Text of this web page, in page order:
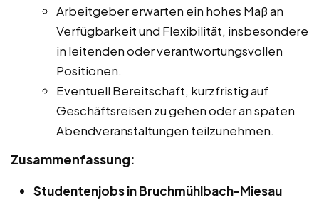
Arbeitgeber erwarten ein hohes Maß an
Verfügbarkeit und Flexibilität, insbesondere
in leitenden oder verantwortungsvollen
Positionen.
Eventuell Bereitschaft, kurzfristig auf
Geschäftsreisen zu gehen oder an späten
Abendveranstaltungen teilzunehmen.
Zusammenfassung:
Studentenjobs in Bruchmühlbach-Miesau